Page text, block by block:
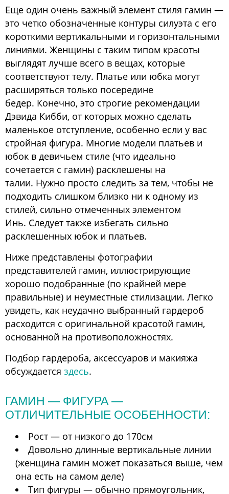
Еще один очень важный элемент стиля гамин —
это четко обозначенные контуры силуэта с его
короткими вертикальными и горизонтальными
линиями. Женщины с таким типом красоты
выглядят лучше всего в вещах, которые
соответствуют телу. Платье или юбка могут
расширяться только посередине
бедер. Конечно, это строгие рекомендации
Дэвида Кибби, от которых можно сделать
маленькое отступление, особенно если у вас
стройная фигура. Многие модели платьев и
юбок в девичьем стиле (что идеально
сочетается с гамин) расклешены на
талии. Нужно просто следить за тем, чтобы не
подходить слишком близко ни к одному из
стилей, сильно отмеченных элементом
Инь. Следует также избегать сильно
расклешенных юбок и платьев.
Ниже представлены фотографии
представителей гамин, иллюстрирующие
хорошо подобранные (по крайней мере
правильные) и неуместные стилизации. Легко
увидеть, как неудачно выбранный гардероб
расходится с оригинальной красотой гамин,
основанной на противоположностях.
Подбор гардероба, аксессуаров и макияжа
обсуждается здесь.
ГАМИН — ФИГУРА —
ОТЛИЧИТЕЛЬНЫЕ ОСОБЕННОСТИ:
Рост — от низкого до 170см
Довольно длинные вертикальные линии
(женщина гамин может показаться выше, чем
она есть на самом деле)
Тип фигуры — обычно прямоугольник,